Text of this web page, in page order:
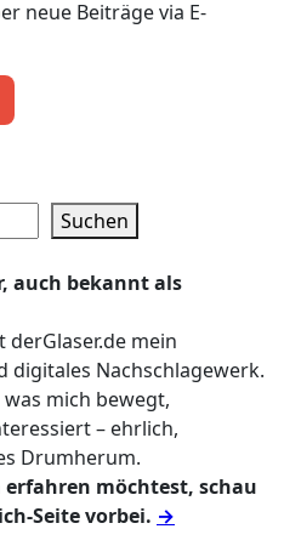
neue Beiträge via E-
Suchen
auch bekannt als
derGlaser.de mein
digitales Nachschlagewerk.
mich bewegt,
– ehrlich,
Drumherum.
möchtest, schau
Seite vorbei. →